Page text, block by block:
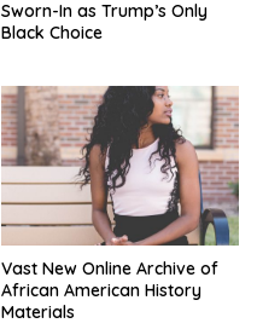
Sworn-In as Trump’s Only
Black Choice
Vast New Online Archive of
African American History
Materials